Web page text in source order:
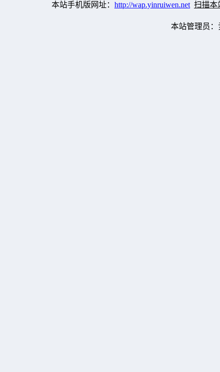
本站手机版网址： http://wap.yinruiwen.net 扫描本
本站管理员：